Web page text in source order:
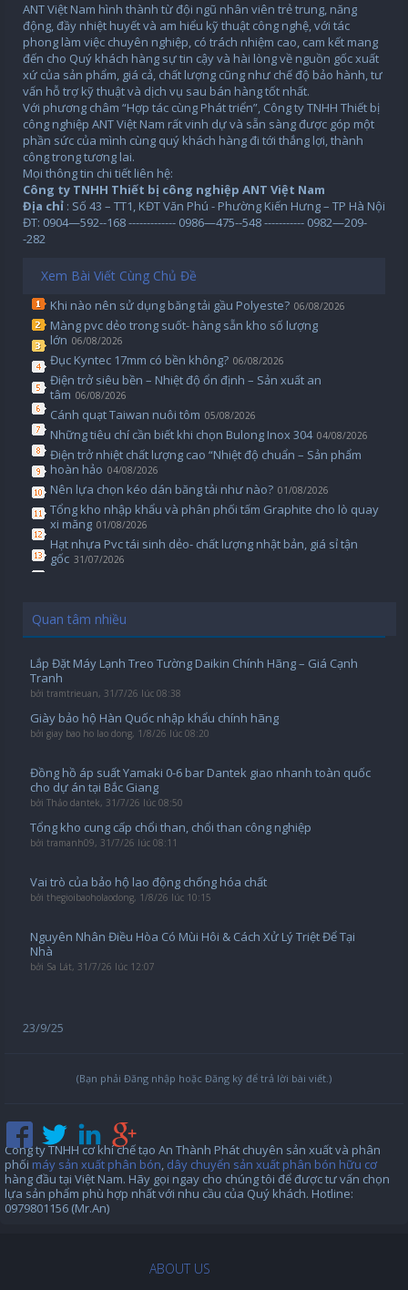
ANT Việt Nam hình thành từ đội ngũ nhân viên trẻ trung, năng
động, đầy nhiệt huyết và am hiểu kỹ thuật công nghệ, với tác
phong làm việc chuyên nghiệp, có trách nhiệm cao, cam kết mang
đến cho Quý khách hàng sự tin cậy và hài lòng về nguồn gốc xuất
xứ của sản phẩm, giá cả, chất lượng cũng như chế độ bảo hành, tư
vấn hỗ trợ kỹ thuật và dịch vụ sau bán hàng tốt nhất.
Với phương châm “Hợp tác cùng Phát triển”, Công ty TNHH Thiết bị
công nghiệp ANT Việt Nam rất vinh dự và sẵn sàng được góp một
phần sức của mình cùng quý khách hàng đi tới thắng lợi, thành
công trong tương lai.
Mọi thông tin chi tiết liên hệ:
Công ty TNHH Thiết bị công nghiệp ANT Việt Nam
Địa chỉ : Số 43 – TT1, KĐT Văn Phú - Phường Kiến Hưng – TP Hà Nội
ĐT: 0904—592--168 ------------- 0986—475--548 ----------- 0982—209-
-282
Xem Bài Viết Cùng Chủ Đề
Khi nào nên sử dụng băng tải gầu Polyeste? 06/08/2026
Màng pvc dẻo trong suốt- hàng sẵn kho số lượng
lớn 06/08/2026
Đục Kyntec 17mm có bền không? 06/08/2026
Điện trở siêu bền – Nhiệt độ ổn định – Sản xuất an
tâm 06/08/2026
Cánh quạt Taiwan nuôi tôm 05/08/2026
Những tiêu chí cần biết khi chọn Bulong Inox 304 04/08/2026
Điện trở nhiệt chất lượng cao “Nhiệt độ chuẩn – Sản phẩm
hoàn hảo 04/08/2026
Nên lựa chọn kéo dán băng tải như nào? 01/08/2026
Tổng kho nhập khẩu và phân phối tấm Graphite cho lò quay
xi măng 01/08/2026
Hạt nhựa Pvc tái sinh dẻo- chất lượng nhật bản, giá sỉ tận
gốc 31/07/2026
Quan tâm nhiều
Lắp Đặt Máy Lạnh Treo Tường Daikin Chính Hãng – Giá Cạnh
Tranh
bởi tramtrieuan, 31/7/26 lúc 08:38
Giày bảo hộ Hàn Quốc nhập khẩu chính hãng
bởi giay bao ho lao dong, 1/8/26 lúc 08:20
Đồng hồ áp suất Yamaki 0-6 bar Dantek giao nhanh toàn quốc
cho dự án tại Bắc Giang
bởi Thảo dantek, 31/7/26 lúc 08:50
Tổng kho cung cấp chổi than, chổi than công nghiệp
bởi tramanh09, 31/7/26 lúc 08:11
Vai trò của bảo hộ lao động chống hóa chất
bởi thegioibaoholaodong, 1/8/26 lúc 10:15
Nguyên Nhân Điều Hòa Có Mùi Hôi & Cách Xử Lý Triệt Để Tại
Nhà
bởi Sa Lát, 31/7/26 lúc 12:07
23/9/25
(Bạn phải Đăng nhập hoặc Đăng ký để trả lời bài viết.)
Công ty TNHH cơ khí chế tạo An Thành Phát chuyên sản xuất và phân
phối máy sản xuất phân bón, dây chuyển sản xuất phân bón hữu cơ
hàng đầu tại Việt Nam. Hãy gọi ngay cho chúng tôi để được tư vấn chọn
lựa sản phẩm phù hợp nhất với nhu cầu của Quý khách. Hotline:
0979801156 (Mr.An)
ABOUT US